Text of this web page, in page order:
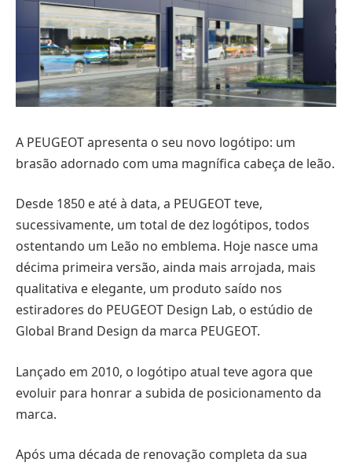
A PEUGEOT apresenta o seu novo logótipo: um
brasão adornado com uma magnífica cabeça de leão.
Desde 1850 e até à data, a PEUGEOT teve,
sucessivamente, um total de dez logótipos, todos
ostentando um Leão no emblema. Hoje nasce uma
décima primeira versão, ainda mais arrojada, mais
qualitativa e elegante, um produto saído nos
estiradores do PEUGEOT Design Lab, o estúdio de
Global Brand Design da marca PEUGEOT.
Lançado em 2010, o logótipo atual teve agora que
evoluir para honrar a subida de posicionamento da
marca.
Após uma década de renovação completa da sua